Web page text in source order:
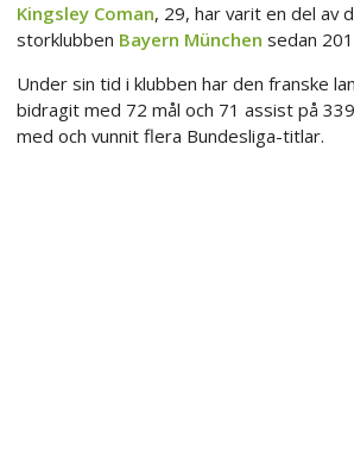
Kingsley Coman, 29, har varit en del av
storklubben Bayern München sedan
Under sin tid i klubben har den franske
bidragit med 72 mål och 71 assist på
med och vunnit flera Bundesliga-titlar.